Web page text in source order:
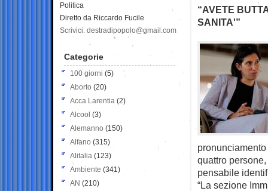
“AVETE
SANITA'”
quattro
pensabile
“La sezione
Politica
Diretto da Riccardo Fucile
Scrivici: destradipopolo@gmail.com
Categorie
100 giorni (5)
Aborto (20)
Acca Larentia (2)
Alcool (3)
Alemanno (150)
Alfano (315)
Alitalia (123)
Ambiente (341)
AN (210)